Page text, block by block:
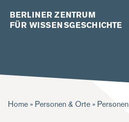
BERLINER ZENTRUM
FÜR WISSENSGESCHICHTE
P
Home Personen & Orte Personen